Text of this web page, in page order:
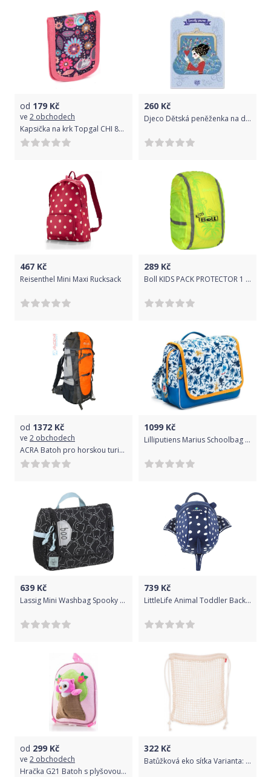
od 179 Kč
ve 2 obchodech
Kapsička na krk Topgal CHI 854 I - Violet
260 Kč
Djeco Dětská peněženka na drobné Srdce
467 Kč
Reisenthel Mini Maxi Rucksack
289 Kč
Boll KIDS PACK PROTECTOR 1 - neonyellow
od 1372 Kč
ve 2 obchodech
ACRA Batoh pro horskou turistiku 85l 2 komory 35x24x78cm Brother BA85
1099 Kč
Lilliputiens Marius Schoolbag A5 uni
639 Kč
Lassig Mini Washbag Spooky - black uni
739 Kč
LittleLife Animal Toddler Backpack Recycled; 2l; stingray
od 299 Kč
ve 2 obchodech
Hračka G21 Batoh s plyšovou sovičkou, růžový
322 Kč
Batůžková eko síťka Varianta: navy modrá